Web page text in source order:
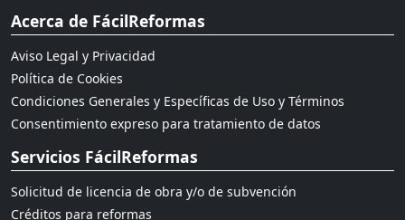
Acerca de FácilReformas
Aviso Legal y Privacidad
Política de Cookies
Condiciones Generales y Específicas de Uso y Términos
Consentimiento expreso para tratamiento de datos
Servicios FácilReformas
Solicitud de licencia de obra y/o de subvención
Créditos para reformas